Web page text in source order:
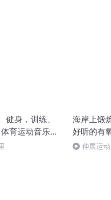
健身，训练、
育运动音乐，
House，
海岸上锻
好听的有
伽、减肥
伸展运动